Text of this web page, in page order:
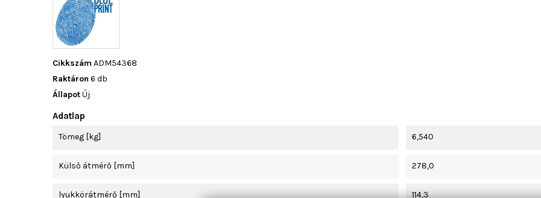
Cikkszám ADM54368
Raktáron 6 db
ÁllapotÚj
Adatlap
Tömeg [kg] 6,540
Külső átmérő [mm] 278,0
lyukkörátmérő [mm] 114,3